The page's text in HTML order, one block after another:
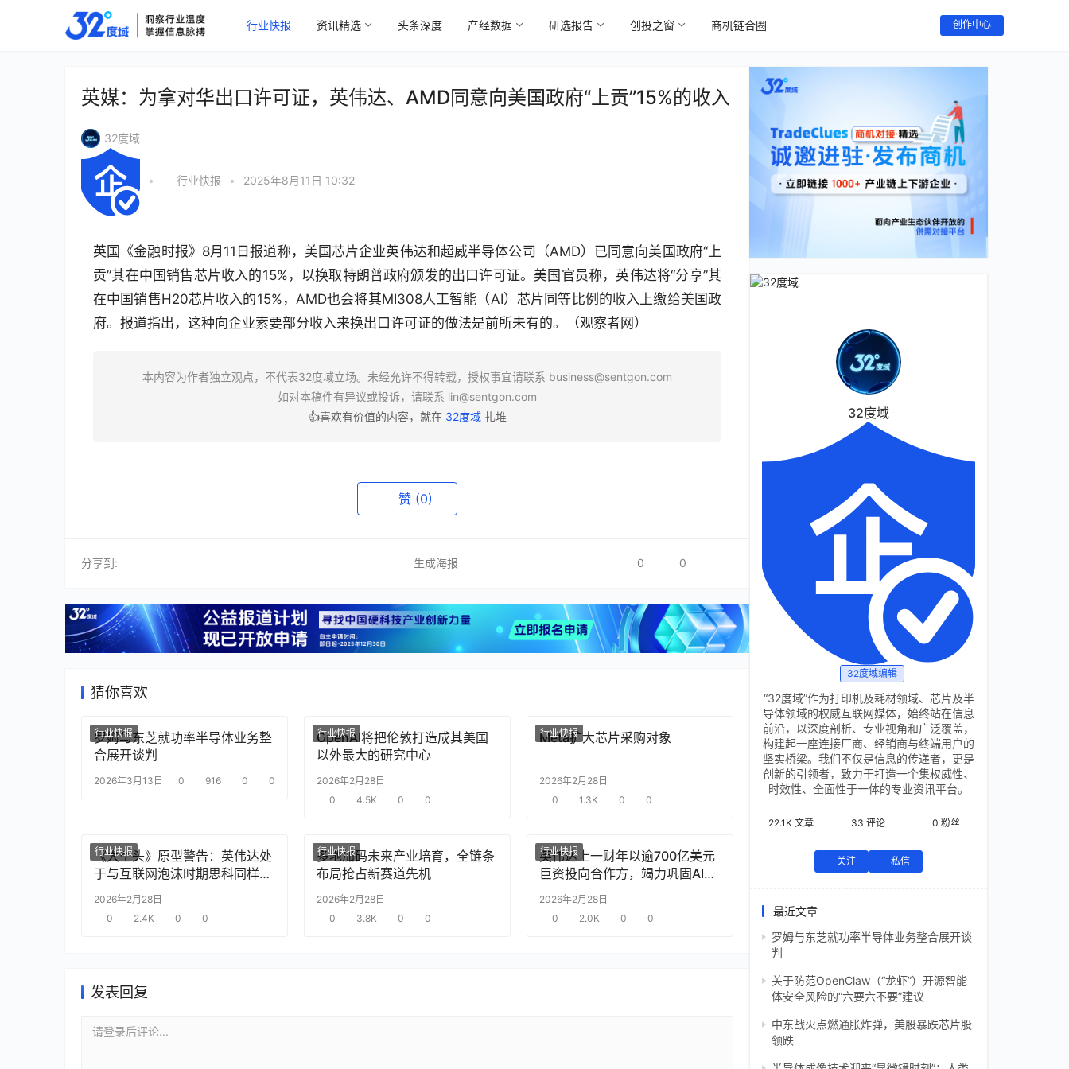
行业快报 资讯精选 头条深度 产经数据 研选报告 创投之窗 商机链合圈 创作中心
英媒：为拿对华出口许可证，英伟达、AMD同意向美国政府“上贡”15%的收入
32度域
• 行业快报 • 2025年8月11日 10:32
英国《金融时报》8月11日报道称，美国芯片企业英伟达和超威半导体公司（AMD）已同意向美国政府“上
贡”其在中国销售芯片收入的15%，以换取特朗普政府颁发的出口许可证。美国官员称，英伟达将“分享”其
在中国销售H20芯片收入的15%，AMD也会将其MI308人工智能（AI）芯片同等比例的收入上缴给美国政
府。报道指出，这种向企业索要部分收入来换出口许可证的做法是前所未有的。（观察者网）
本内容为作者独立观点，不代表32度域立场。未经允许不得转载，授权事宜请联系 business@sentgon.com
如对本稿件有异议或投诉，请联系 lin@sentgon.com
👍喜欢有价值的内容，就在 32度域扎堆
赞 (0)
分享到: 生成海报 0 0
猜你喜欢
行业快报
罗姆与东芝就功率半导体业务整
合展开谈判
2026年3月13日 0 916 0 0
行业快报
OpenAI将把伦敦打造成其美国
以外最大的研究中心
2026年2月28日
0
4.5K 0 0
行业快报
Meta扩大芯片采购对象
2026年2月28日
0
1.3K 0 0
行业快报
《大空头》原型警告：英伟达处
于与互联网泡沫时期思科同样的
“危险境地”
2026年2月28日
0
2.4K 0 0
行业快报
多地加码未来产业培育，全链条
布局抢占新赛道先机
2026年2月28日
0
3.8K 0 0
行业快报
英伟达上一财年以逾700亿美元
巨资投向合作方，竭力巩固AI芯
片需求
2026年2月28日
0
2.0K 0 0
发表回复
请登录后评论...
32度域
32度域编辑
“32度域”作为打印机及耗材领域、芯片及半
导体领域的权威互联网媒体，始终站在信息
前沿，以深度剖析、专业视角和广泛覆盖，
构建起一座连接厂商、经销商与终端用户的
坚实桥梁。我们不仅是信息的传递者，更是
创新的引领者，致力于打造一个集权威性、
时效性、全面性于一体的专业资讯平台。
22.1K 文章 33 评论 0 粉丝
关注 私信
最近文章
罗姆与东芝就功率半导体业务整合展开谈
判
关于防范OpenClaw（“龙虾”）开源智能
体安全风险的“六要六不要”建议
中东战火点燃通胀炸弹，美股暴跌芯片股
领跌